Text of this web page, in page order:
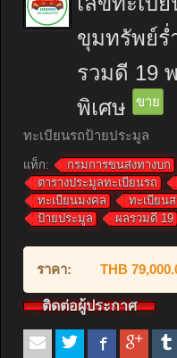
ขุมทรัพย์ร่
รวมดี 19
พิเศษ
ขาย
ทะเบียนรถป้ายประมูล
แท็ก: กรมการขนส่งทางบก
ตารางประมูลทะเบียนรถ
ทะเบียนมงคล
ทะเบียน
ป้ายประมูล
ผลรวมดี 19
ราคา: THB
ติดต่อผู้ประกาศ